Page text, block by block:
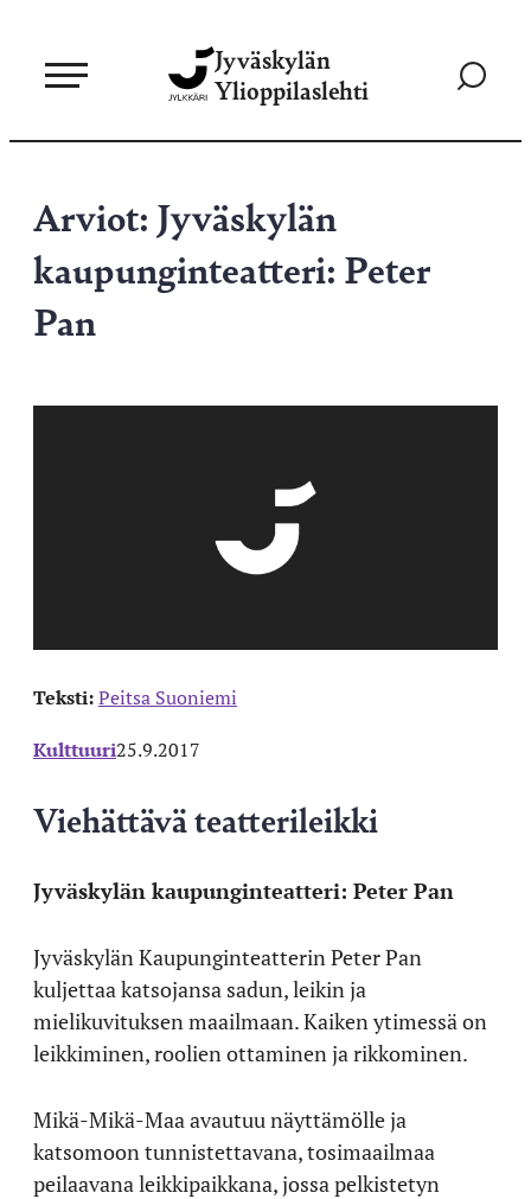
sisältöön
Jyväskylän
Ylioppilaslehti
Siirry
Arviot: Jyväskylän
kaupunginteatteri: Peter
Pan
Teksti:Peitsa Suoniemi
Kulttuuri25.9.2017
Viehättävä teatterileikki
Jyväskylän kaupunginteatteri: Peter Pan
Jyväskylän Kaupunginteatterin Peter Pan
kuljettaa katsojansa sadun, leikin ja
mielikuvituksen maailmaan. Kaiken ytimessä on
leikkiminen, roolien ottaminen ja rikkominen.
Mikä-Mikä-Maa avautuu näyttämölle ja
katsomoon tunnistettavana, tosimaailmaa
peilaavana leikkipaikkana, jossa pelkistetyn